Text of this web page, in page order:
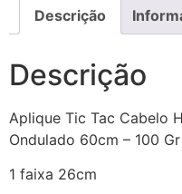
Descrição
Descrição
Aplique Tic Tac Cabelo
Ondulado 60cm – 100 Gr
1 faixa 26cm